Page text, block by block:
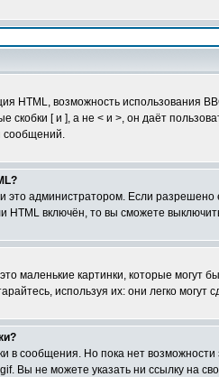
HTML, возможность использования
скобки [ и ], а не < и >, он даёт
сообщений.
это администратором. Если разрешено
HTML включён, то вы сможете
маленькие картинки, которые могут
используя их: они легко
в сообщения. Но пока нет
Вы не можете указать ни ссылку на